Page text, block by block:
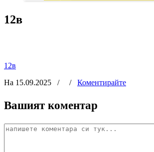
12в
12в
На 15.09.2025
/ / Коментирайте
Вашият коментар